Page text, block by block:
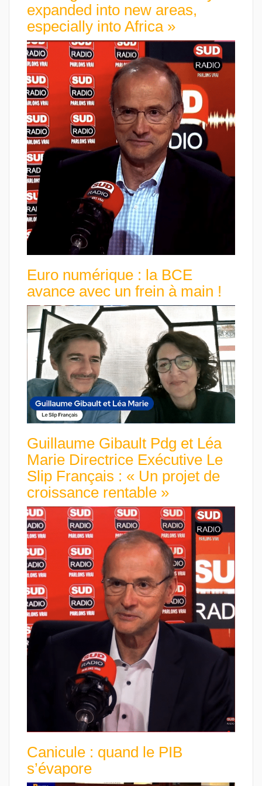
expanded into new areas,
especially into Africa »
Euro numérique : la BCE
avance avec un frein à main !
Guillaume Gibault Pdg et Léa
Marie Directrice Exécutive Le
Slip Français : « Un projet de
croissance rentable »
Canicule : quand le PIB
s’évapore